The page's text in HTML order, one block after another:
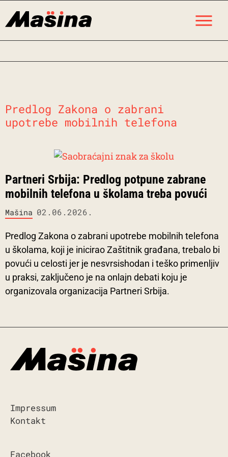
Predlog Zakona o zabrani
upotrebe mobilnih telefona
Partneri Srbija: Predlog potpune zabrane
mobilnih telefona u školama treba povući
Mašina 02.06.2026.
Predlog Zakona o zabrani upotrebe mobilnih telefona
u školama, koji je inicirao Zaštitnik građana, trebalo bi
povući u celosti jer je nesvrsishodan i teško primenljiv
u praksi, zaključeno je na onlajn debati koju je
organizovala organizacija Partneri Srbija.
Impressum
Kontakt
Facebook